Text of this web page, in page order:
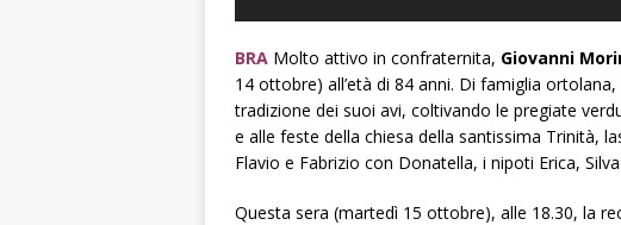
BRA Molto attivo in confraternita, Giovanni
14 ottobre) all’età di 84 anni. Di famiglia
tradizione dei suoi avi, coltivando le pregiate
e alle feste della chiesa della santissima Trinità,
Flavio e Fabrizio con Donatella, i nipoti Erica,
Questa sera (martedì 15 ottobre), alle 18.30, la